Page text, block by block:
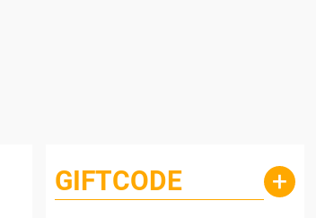
GIFTCODE +